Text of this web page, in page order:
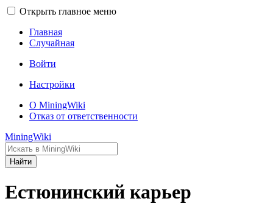
Открыть главное меню
Главная
Случайная
Войти
Настройки
О MiningWiki
Отказ от ответственности
MiningWiki
Найти
Естюнинский карьер